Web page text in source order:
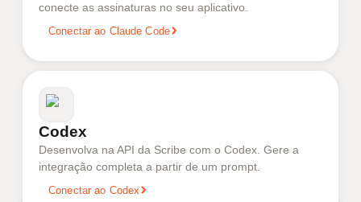
conecte as assinaturas no seu aplicativo.
Conectar ao Claude Code
Codex
Desenvolva na API da Scribe com o Codex. Gere a
integração completa a partir de um prompt.
Conectar ao Codex